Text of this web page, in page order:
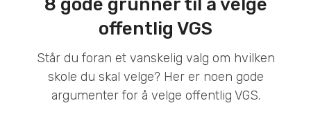
8 gode grunner til å velge
offentlig VGS
Står du foran et vanskelig valg om hvilken
skole du skal velge? Her er noen gode
argumenter for å velge offentlig VGS.